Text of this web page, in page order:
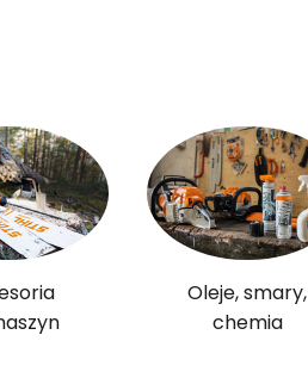
Oleje, smary,
chemia